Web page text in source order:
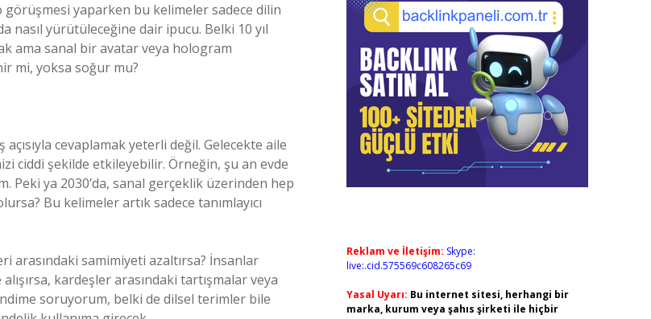
yaparken bu kelimeler sadece dilin
nasıl yürütüleceğine dair ipucu. Belki 10 yıl
ama sanal bir avatar veya hologram
mi, yoksa soğur mu?
cevaplamak yeterli değil. Gelecekte aile
ciddi şekilde etkileyebilir. Örneğin, şu an evde
Peki ya 2030’da, sanal gerçeklik üzerinden hep
Bu kelimeler artık sadece tanımlayıcı
arasındaki samimiyeti azaltırsa? İnsanlar
kardeşler arasındaki tartışmalar veya
soruyorum, belki de dilsel terimler bile
Reklam ve İletişim: Skype:
live:.cid.575569c608265c69
Yasal Uyarı: Bu internet sitesi, herhangi bir
marka, kurum veya şahıs şirketi ile hiçbir